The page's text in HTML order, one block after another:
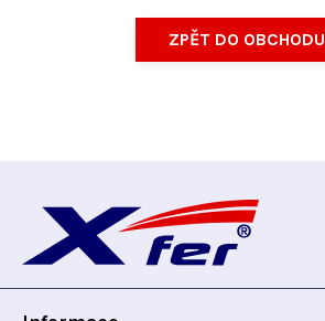
ZPĚT DO OBCHODU
p